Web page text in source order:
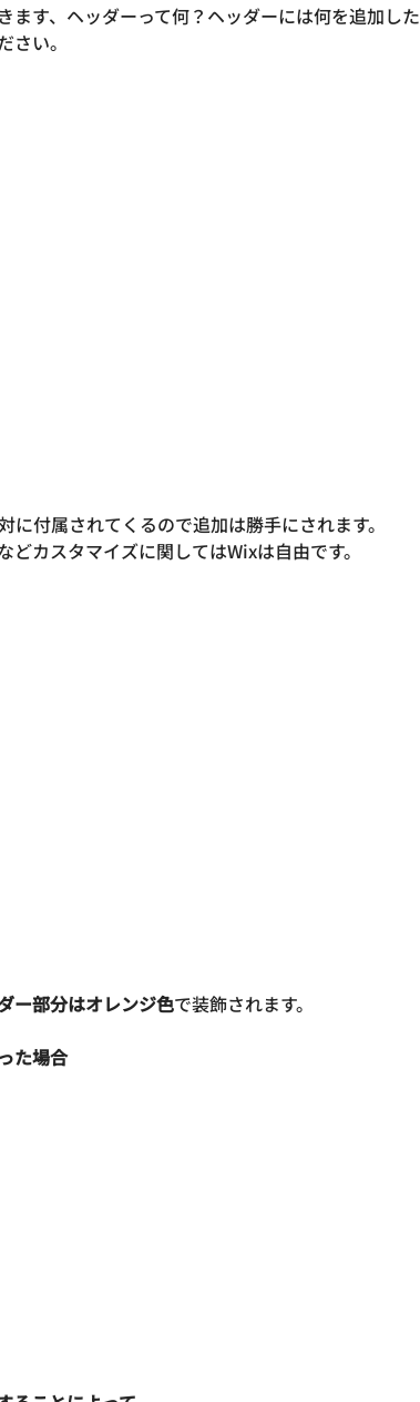
す、ヘッダーって何？ヘッダーには何を追加した
い。
付属されてくるので追加は勝手にされます。
カスタマイズに関してはWixは自由です。
ー部分はオレンジ色で装飾されます。
た場合